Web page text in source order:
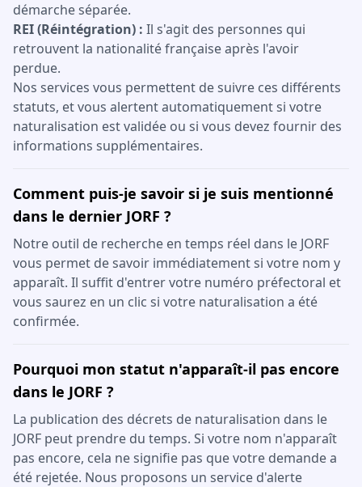
démarche séparée.
REI (Réintégration) : Il s'agit des personnes qui
retrouvent la nationalité française après l'avoir
perdue.
Nos services vous permettent de suivre ces différents
statuts, et vous alertent automatiquement si votre
naturalisation est validée ou si vous devez fournir des
informations supplémentaires.
Comment puis-je savoir si je suis mentionné
dans le dernier JORF ?
Notre outil de recherche en temps réel dans le JORF
vous permet de savoir immédiatement si votre nom y
apparaît. Il suffit d'entrer votre numéro préfectoral et
vous saurez en un clic si votre naturalisation a été
confirmée.
Pourquoi mon statut n'apparaît-il pas encore
dans le JORF ?
La publication des décrets de naturalisation dans le
JORF peut prendre du temps. Si votre nom n'apparaît
pas encore, cela ne signifie pas que votre demande a
été rejetée. Nous proposons un service d'alerte